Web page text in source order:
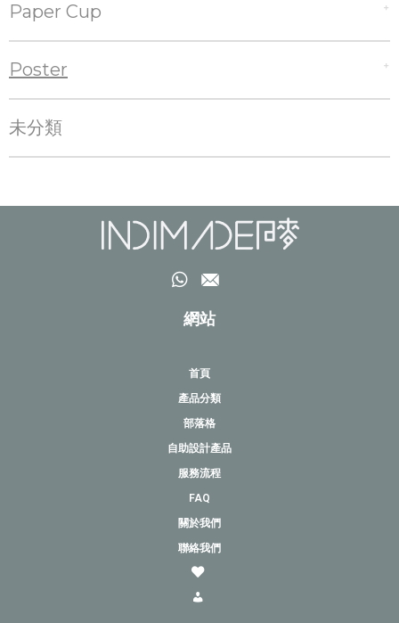
Paper Cup
Poster
未分類
網站
首頁
產品分類
部落格
自助設計產品
服務流程
FAQ
關於我們
聯絡我們